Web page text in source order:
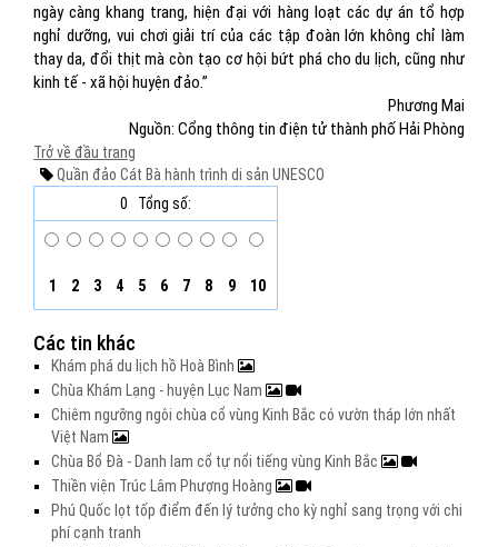
ngày càng khang trang, hiện đại với hàng loạt các dự án tổ hợp
nghỉ dưỡng, vui chơi giải trí của các tập đoàn lớn không chỉ làm
thay da, đổi thịt mà còn tạo cơ hội bứt phá cho du lịch, cũng như
kinh tế - xã hội huyện đảo.”
Phương Mai
Nguồn: Cổng thông tin điện tử thành phố Hải Phòng
Trở về đầu trang
Quần đảo Cát Bà hành trình di sản UNESCO
0
Tổng số:
1 2 3 4 5 6 7 8 9 10
Các tin khác
Khám phá du lịch hồ Hoà Bình
Chùa Khám Lạng - huyện Lục Nam
Chiêm ngưỡng ngôi chùa cổ vùng Kinh Bắc có vườn tháp lớn nhất
Việt Nam
Chùa Bổ Đà - Danh lam cổ tự nổi tiếng vùng Kinh Bắc
Thiền viện Trúc Lâm Phượng Hoàng
Phú Quốc lọt tốp điểm đến lý tưởng cho kỳ nghỉ sang trọng với chi
phí cạnh tranh